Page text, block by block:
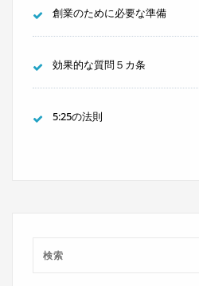
創業のために必要な準備
効果的な質問５カ条
5:25の法則